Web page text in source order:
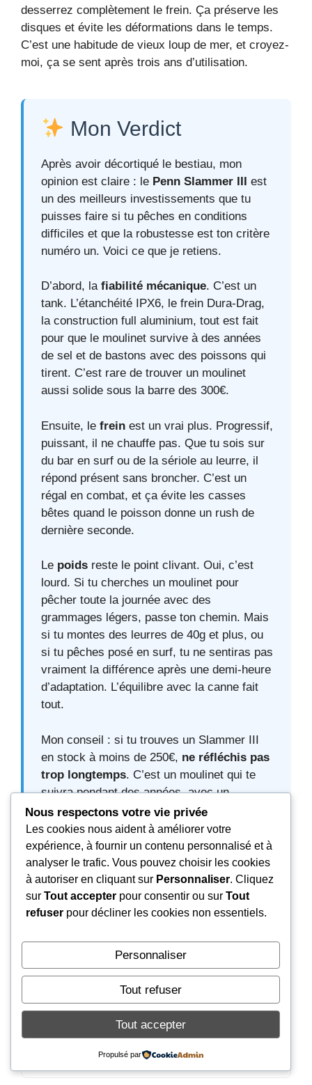
desserrez complètement le frein. Ça préserve les
disques et évite les déformations dans le temps.
C’est une habitude de vieux loup de mer, et croyez-
moi, ça se sent après trois ans d’utilisation.
Mon Verdict
Après avoir décortiqué le bestiau, mon
opinion est claire : le Penn Slammer III est
un des meilleurs investissements que tu
puisses faire si tu pêches en conditions
difficiles et que la robustesse est ton critère
numéro un. Voici ce que je retiens.
D’abord, la fiabilité mécanique. C’est un
tank. L’étanchéité IPX6, le frein Dura-Drag,
la construction full aluminium, tout est fait
pour que le moulinet survive à des années
de sel et de bastons avec des poissons qui
tirent. C’est rare de trouver un moulinet
aussi solide sous la barre des 300€.
Ensuite, le frein est un vrai plus. Progressif,
puissant, il ne chauffe pas. Que tu sois sur
du bar en surf ou de la sériole au leurre, il
répond présent sans broncher. C’est un
régal en combat, et ça évite les casses
bêtes quand le poisson donne un rush de
dernière seconde.
Le poids reste le point clivant. Oui, c’est
lourd. Si tu cherches un moulinet pour
pêcher toute la journée avec des
grammages légers, passe ton chemin. Mais
si tu montes des leurres de 40g et plus, ou
si tu pêches posé en surf, tu ne sentiras pas
vraiment la différence après une demi-heure
d’adaptation. L’équilibre avec la canne fait
tout.
Mon conseil : si tu trouves un Slammer III
en stock à moins de 250€, ne réfléchis pas
trop longtemps. C’est un moulinet qui te
suivra pendant des années, avec un
entretien minimal. Et si tu hésites encore,
pose-toi la question : est-ce que je préfère
un moulinet léger mais fragile, ou un
moulinet lourd mais increvable ?
Et toi, t’as déjà testé le Slammer III en
conditions musclées ? Balance ton retour en
« tank » ou team « plume ».
Le Penn Slammer III est-il vraiment
Nous respectons votre vie privée
Les cookies nous aident à améliorer votre
expérience, à fournir un contenu personnalisé et à
analyser le trafic. Vous pouvez choisir les cookies
à autoriser en cliquant sur Personnaliser. Cliquez
sur Tout accepter pour consentir ou sur Tout
refuser pour décliner les cookies non essentiels.
Personnaliser
Tout refuser
Tout accepter
Propulsé par